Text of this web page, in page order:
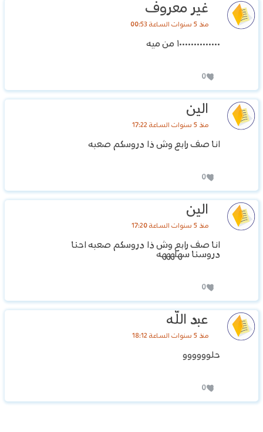
غير معروف
منذ 5 سنوات الساعة 00:53
١٠٠٠٠٠٠٠٠٠٠٠٠٠٠ من ميه
0
الين
منذ 5 سنوات الساعة 17:22
انا صف رابع وش ذا دروسكم صعبه
0
الين
منذ 5 سنوات الساعة 17:20
انا صف رابع وش ذا دروسكم صعبه احنا
دروسنا سهلهههه
0
عبد الله
منذ 5 سنوات الساعة 18:12
حلوووووو
0